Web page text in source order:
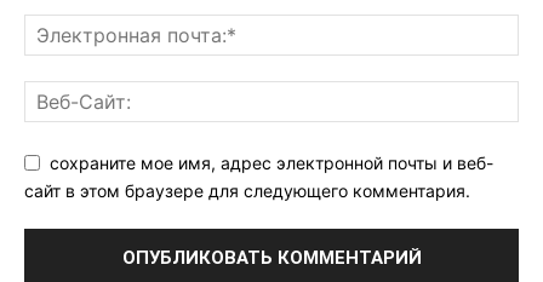
сохраните мое имя, адрес электронной почты и веб-
сайт в этом браузере для следующего комментария.